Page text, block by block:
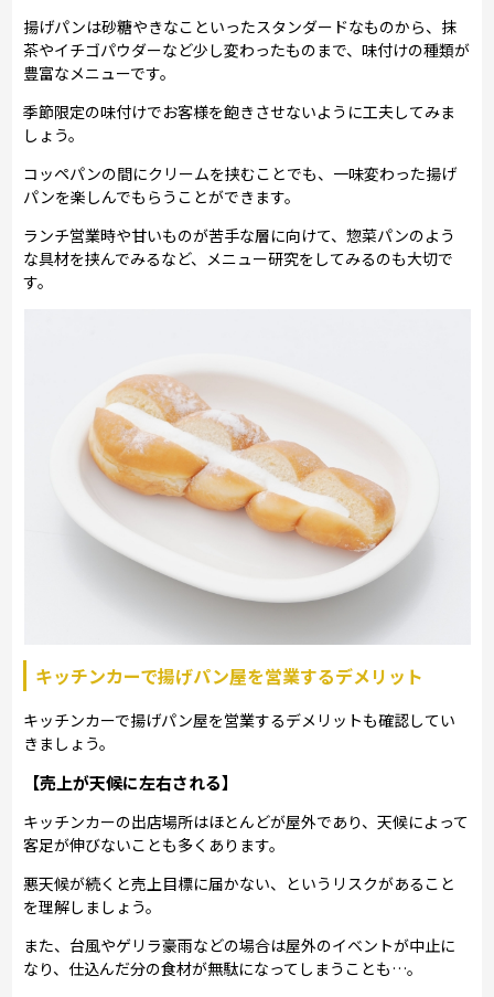
揚げパンは砂糖やきなこといったスタンダードなものから、抹
茶やイチゴパウダーなど少し変わったものまで、味付けの種類が
豊富なメニューです。
季節限定の味付けでお客様を飽きさせないように工夫してみま
しょう。
コッペパンの間にクリームを挟むことでも、一味変わった揚げ
パンを楽しんでもらうことができます。
ランチ営業時や甘いものが苦手な層に向けて、惣菜パンのよう
な具材を挟んでみるなど、メニュー研究をしてみるのも大切で
す。
キッチンカーで揚げパン屋を営業するデメリット
キッチンカーで揚げパン屋を営業するデメリットも確認してい
きましょう。
【売上が天候に左右される】
キッチンカーの出店場所はほとんどが屋外であり、天候によって
客足が伸びないことも多くあります。
悪天候が続くと売上目標に届かない、というリスクがあること
を理解しましょう。
また、台風やゲリラ豪雨などの場合は屋外のイベントが中止に
なり、仕込んだ分の食材が無駄になってしまうことも…。